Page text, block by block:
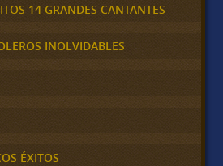
14 GRANDES CANTANTES
INOLVIDABLES
ÉXITOS